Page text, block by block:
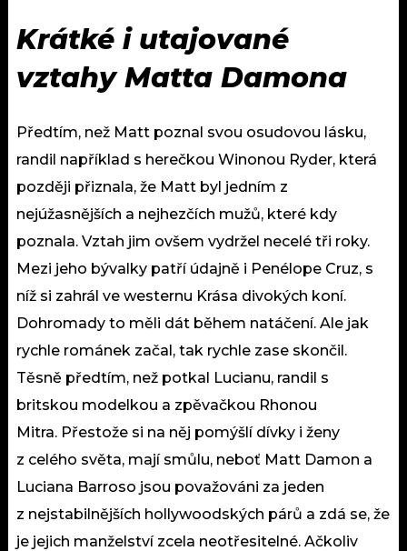
Krátké i utajované
vztahy Matta Damona
Předtím, než Matt poznal svou osudovou lásku,
randil například s herečkou Winonou Ryder, která
později přiznala, že Matt byl jedním z
nejúžasnějších a nejhezčích mužů, které kdy
poznala. Vztah jim ovšem vydržel necelé tři roky.
Mezi jeho bývalky patří údajně i Penélope Cruz, s
níž si zahrál ve westernu Krása divokých koní.
Dohromady to měli dát během natáčení. Ale jak
rychle románek začal, tak rychle zase skončil.
Těsně předtím, než potkal Lucianu, randil s
britskou modelkou a zpěvačkou Rhonou
Mitra. Přestože si na něj pomýšlí dívky i ženy
z celého světa, mají smůlu, neboť Matt Damon a
Luciana Barroso jsou považováni za jeden
z nejstabilnějších hollywoodských párů a zdá se, že
je jejich manželství zcela neotřesitelné. Ačkoliv